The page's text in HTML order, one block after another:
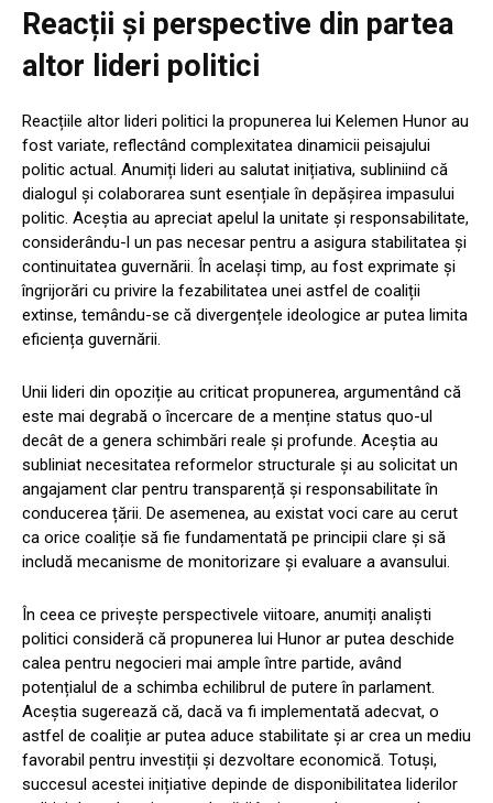
Reacții și perspective din partea
altor lideri politici
Reacțiile altor lideri politici la propunerea lui Kelemen Hunor au
fost variate, reflectând complexitatea dinamicii peisajului
politic actual. Anumiți lideri au salutat inițiativa, subliniind că
dialogul și colaborarea sunt esențiale în depășirea impasului
politic. Aceștia au apreciat apelul la unitate și responsabilitate,
considerându-l un pas necesar pentru a asigura stabilitatea și
continuitatea guvernării. În același timp, au fost exprimate și
îngrijorări cu privire la fezabilitatea unei astfel de coaliții
extinse, temându-se că divergențele ideologice ar putea limita
eficiența guvernării.
Unii lideri din opoziție au criticat propunerea, argumentând că
este mai degrabă o încercare de a menține status quo-ul
decât de a genera schimbări reale și profunde. Aceștia au
subliniat necesitatea reformelor structurale și au solicitat un
angajament clar pentru transparență și responsabilitate în
conducerea țării. De asemenea, au existat voci care au cerut
ca orice coaliție să fie fundamentată pe principii clare și să
includă mecanisme de monitorizare și evaluare a avansului.
În ceea ce privește perspectivele viitoare, anumiți analiști
politici consideră că propunerea lui Hunor ar putea deschide
calea pentru negocieri mai ample între partide, având
potențialul de a schimba echilibrul de putere în parlament.
Aceștia sugerează că, dacă va fi implementată adecvat, o
astfel de coaliție ar putea aduce stabilitate și ar crea un mediu
favorabil pentru investiții și dezvoltare economică. Totuși,
succesul acestei inițiative depinde de disponibilitatea liderilor